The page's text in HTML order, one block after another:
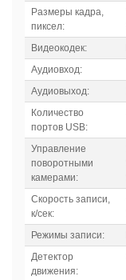
Размеры кадра,
пиксел:
Видеокодек:
Аудиовход:
Аудиовыход:
Количество
портов USB:
Управление
поворотными
камерами:
Скорость записи,
к/сек:
Режимы записи:
Детектор
движения: